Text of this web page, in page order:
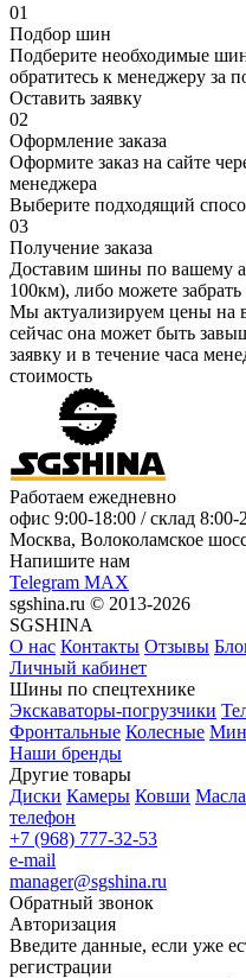
01
Подбор шин
Подберите необходимые
обратитесь к менеджеру за
Оставить заявку
02
Оформление заказа
Оформите заказ на сайте
менеджера
Выберите подходящий
03
Получение заказа
Доставим шины по вашему
100км), либо можете забрать
Мы актуализируем цены на
сейчас она может быть
заявку и в течение часа
стоимость
Работаем ежедневно
офис 9:00-18:00 / склад 8:00-
Москва, Волоколамское
Напишите нам
Telegram MAX
sgshina.ru © 2013-2026
SGSHINA
О нас Контакты Отзывы
Личный кабинет
Шины по спецтехнике
Экскаваторы-погрузчики
Фронтальные Колесные
Наши бренды
Другие товары
Диски Камеры Ковши Масла
телефон
+7 (968) 777-32-53
e-mail
manager@sgshina.ru
Обратный звонок
Авторизация
Введите данные, если уже
регистрации